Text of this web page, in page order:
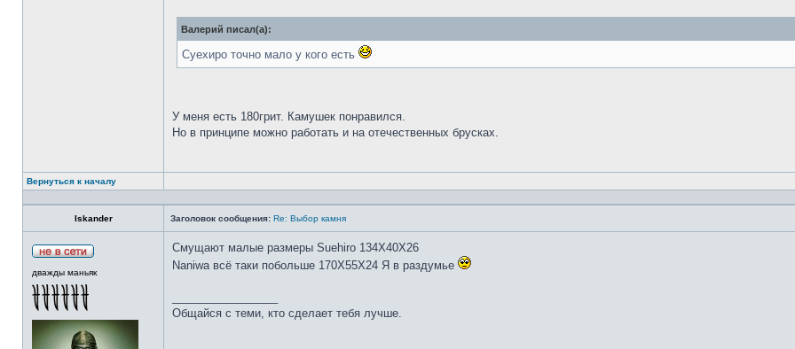
Валерий писал(а):
Суехиро точно мало у кого есть
У меня есть 180грит. Камушек понравился.
Но в принципе можно работать и на отечественных брусках.
Вернуться к началу
Iskander Заголовок сообщения: Re: Выбор камня
дважды маньяк
Смущают малые размеры Suehiro 134Х40Х26
Naniwa всё таки побольше 170Х55Х24 Я в раздумье
Общайся с теми, кто сделает тебя лучше.